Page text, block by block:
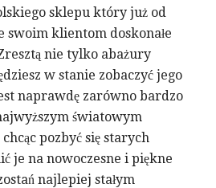
sklepu który już od
klientom doskonałe
nie tylko abażury
w stanie zobaczyć jego
naprawdę zarówno bardzo
światowym
pozbyć się starych
je na nowoczesne i piękne
najlepiej stałym